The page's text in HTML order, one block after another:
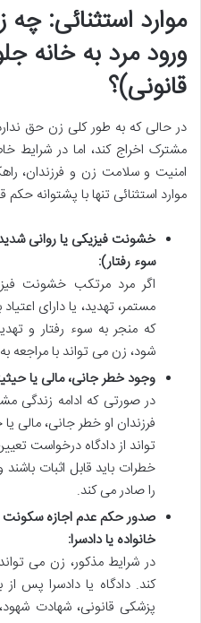
موارد استثنائی: چه
ورود مرد به خانه
قانونی)؟
در حالی که به طور کلی زن حق
مشترک اخراج کند، اما در
امنیت و سلامت زن و فرزندان،
موارد استثنائی تنها با پشتوانه
خشونت فیزیکی یا روانی
سوء رفتار):
اگر مرد مرتکب خشونت
مستمر، تهدید، یا دارای
که منجر به سوء رفتار و
شود، زن می تواند با مراجعه
وجود خطر جانی، مالی یا
در صورتی که ادامه زندگی
فرزندان او خطر جانی، مالی
تواند از دادگاه درخواست
خطرات باید قابل اثبات
را صادر می کند.
صدور حکم عدم اجازه سکونت
خانواده یا دادسرا:
در شرایط مذکور، زن می تواند
کند. دادگاه یا دادسرا پس
پزشکی قانونی، شهادت